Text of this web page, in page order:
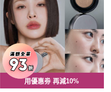
用優惠劵 再減10%